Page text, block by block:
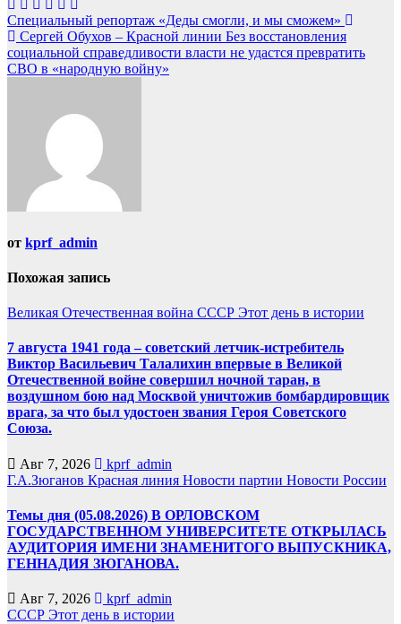
Навигация
по
записям
Специальный репортаж «Деды смогли, и мы сможем»
Сергей Обухов – Красной линии Без восстановления
социальной справедливости власти не удастся превратить
СВО в «народную войну»
от kprf_admin
Похожая запись
Великая Отечественная война СССР Этот день в истории
7 августа 1941 года – советский летчик-истребитель
Виктор Васильевич Талалихин впервые в Великой
Отечественной войне совершил ночной таран, в
воздушном бою над Москвой уничтожив бомбардировщик
врага, за что был удостоен звания Героя Советского
Союза.
Авг 7, 2026
kprf_admin
Г.А.Зюганов Красная линия Новости партии Новости России
Темы дня (05.08.2026) В ОРЛОВСКОМ
ГОСУДАРСТВЕННОМ УНИВЕРСИТЕТЕ ОТКРЫЛАСЬ
АУДИТОРИЯ ИМЕНИ ЗНАМЕНИТОГО ВЫПУСКНИКА,
ГЕННАДИЯ ЗЮГАНОВА.
Авг 7, 2026
kprf_admin
СССР Этот день в истории